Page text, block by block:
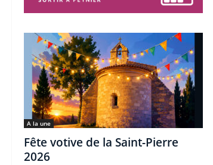
A la une
Fête votive de la Saint-Pierre
2026